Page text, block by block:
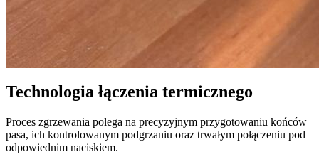
Technologia łączenia termicznego
Proces zgrzewania polega na precyzyjnym przygotowaniu końców
pasa, ich kontrolowanym podgrzaniu oraz trwałym połączeniu pod
odpowiednim naciskiem.